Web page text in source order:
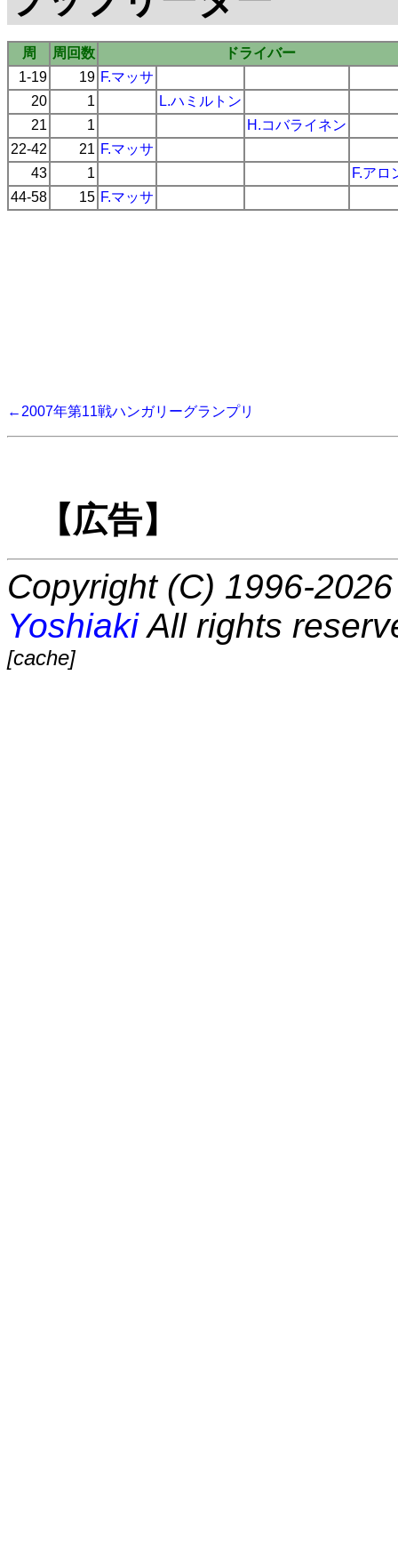
周 周回数
ドライバー
1-19
19 F.マッサ
20
1
L.ハミルトン
21
1
H.コバライネン
22-42
21 F.マッサ
43
1
F.アロ
44-58
15 F.マッサ
←2007年第11戦ハンガリーグランプリ
【広告】
Copyright (C) 1996-
YoshiakiAll rights
[cache]